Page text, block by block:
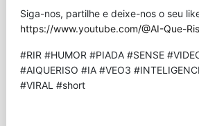
Siga-nos, partilhe e deixe-nos o seu
https://www.youtube.com/@AI-Que-
#RIR #HUMOR #PIADA #SENSE
#AIQUERISO #IA #VEO3
#VIRAL #short